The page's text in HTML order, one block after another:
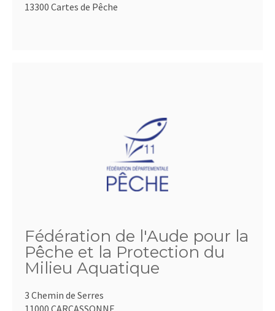
13300 Cartes de Pêche
Fédération de l'Aude pour la
Pêche et la Protection du
Milieu Aquatique
3 Chemin de Serres
11000 CARCASSONNE